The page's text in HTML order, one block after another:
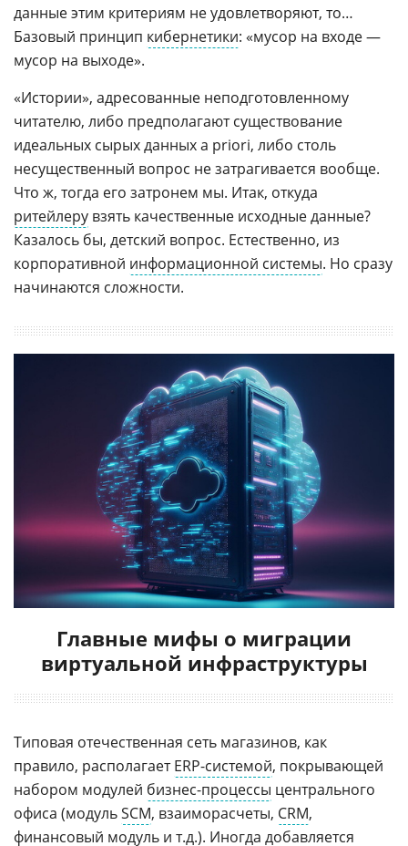
данные этим критериям не удовлетворяют, то…
Базовый принцип кибернетики: «мусор на входе —
мусор на выходе».
«Истории», адресованные неподготовленному
читателю, либо предполагают существование
идеальных сырых данных a priori, либо столь
несущественный вопрос не затрагивается вообще.
Что ж, тогда его затронем мы. Итак, откуда
ритейлеру взять качественные исходные данные?
Казалось бы, детский вопрос. Естественно, из
корпоративной информационной системы. Но сразу
начинаются сложности.
Главные мифы о миграции
виртуальной инфраструктуры
Типовая отечественная сеть магазинов, как
правило, располагаетERP-системой, покрывающей
набором модулей бизнес-процессы центрального
офиса (модульSCM, взаиморасчеты, CRM,
финансовый модуль и т.д.). Иногда добавляется